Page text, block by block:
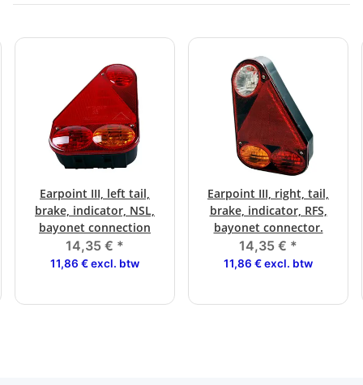
Earpoint III, left tail,
brake, indicator, NSL,
bayonet connection
14,35 € *
11,86 € excl. btw
Earpoint III, right, tail,
brake, indicator, RFS,
bayonet connector.
14,35 € *
11,86 € excl. btw